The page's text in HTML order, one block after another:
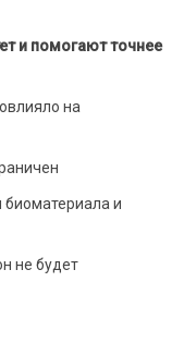
и помогают точнее
на
биоматериала и
не будет